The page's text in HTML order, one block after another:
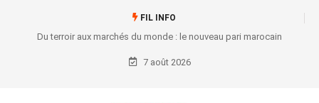
FIL INFO
Du terroir aux marchés du monde : le nouveau pari marocain
7 août 2026